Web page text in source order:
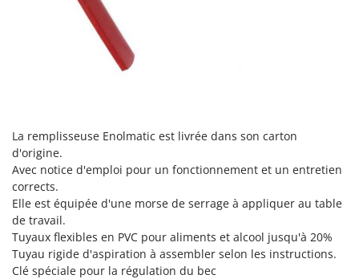
McCulloch
Mockmill
More than chef
MOSA
MOVA
Mowox
MTD
La remplisseuse Enolmatic est livrée dans son carton
d'origine.
Avec notice d'emploi pour un fonctionnement et un entretien
corrects.
Elle est équipée d'une morse de serrage à appliquer au table
de travail.
Tuyaux flexibles en PVC pour aliments et alcool jusqu'à 20%
Tuyau rigide d'aspiration à assembler selon les instructions.
Clé spéciale pour la régulation du bec